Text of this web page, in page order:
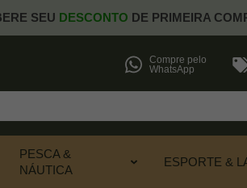
SEU DESCONTO DE PRIMEIRA
Compre pelo
WhatsApp
PESCA &
NÁUTICA
ESPORTE &